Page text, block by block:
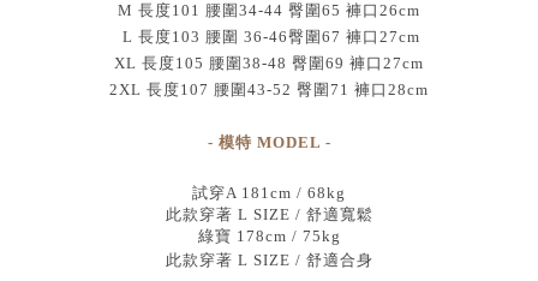
M 長度101 腰圍34-44 臀圍65 褲口26cm
L 長度103 腰圍 36-46臀圍67 褲口27cm
XL 長度105 腰圍38-48 臀圍69 褲口27cm
2XL 長度107 腰圍43-52 臀圍71 褲口28cm
- 模特 MODEL -
試穿A 181cm / 68kg
此款穿著 L SIZE / 舒適寬鬆
綠寶 178cm / 75kg
此款穿著 L SIZE / 舒適合身